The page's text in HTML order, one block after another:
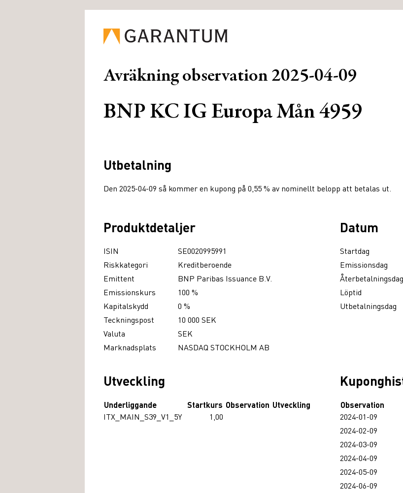
Avräkning observation 2025-04-09
BNP KC IG Europa Mån 4959
Utbetalning
Den 2025-04-09 så kommer en kupong på 0,55 % av nominellt belopp att betalas ut.
Produktdetaljer
ISIN
SE0020995991
Riskkategori
Kreditberoende
Emittent
BNP Paribas Issuance B.V.
Emissionskurs
100 %
Kapitalskydd
0 %
Teckningspost
10 000 SEK
Valuta
SEK
Marknadsplats
NASDAQ STOCKHOLM AB
Datum
Startdag
Emissionsdag
Återbetalningsdag
Löptid
Utbetalningsdag
Utveckling
Underliggande Startkurs Observation Utveckling
ITX_MAIN_S39_V1_5Y
1,00
Observation
2024-01-09
2024-02-09
2024-03-09
2024-04-09
2024-05-09
2024-06-09